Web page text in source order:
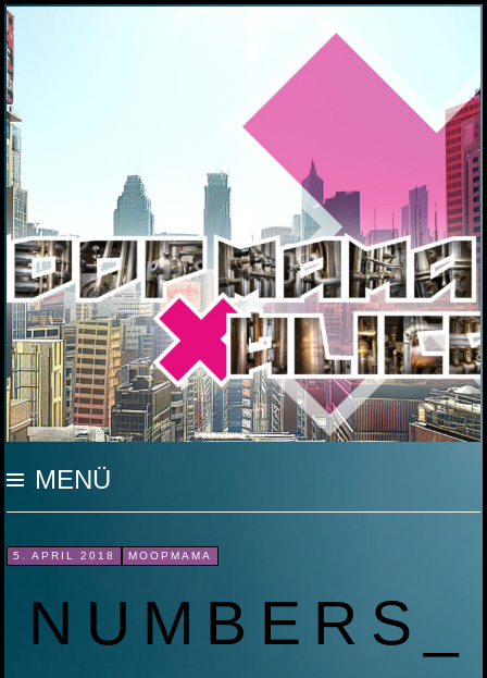
MOOP MAMA
MENÜ
INHALT
SPRINGEN
5. APRIL 2018 MOOPMAMA
NUMBERS_